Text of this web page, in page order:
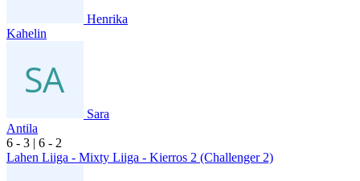
Henrika
Kahelin
Sara
Antila
6 - 3 | 6 - 2
Lahen Liiga - Mixty Liiga - Kierros 2 (Challenger 2)